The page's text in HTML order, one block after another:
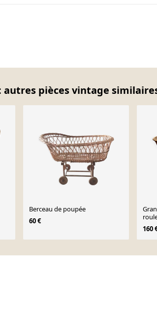
autres pièces vintage
Berceau de poupée
60 €
160